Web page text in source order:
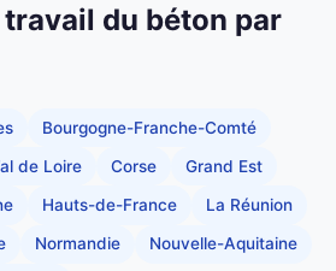
du béton par
Bourgogne-Franche-Comté
de Loire Corse Grand Est
Hauts-de-France La Réunion
Normandie Nouvelle-Aquitaine